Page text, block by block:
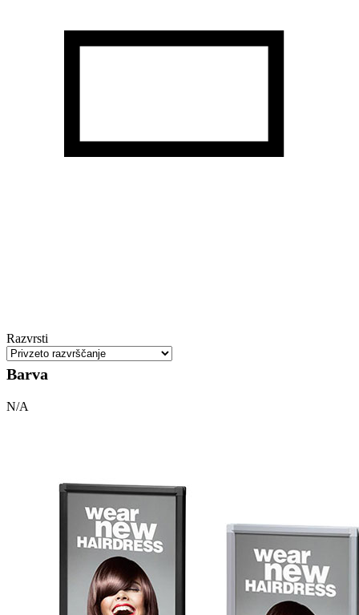
Razvrsti
Barva
N/A